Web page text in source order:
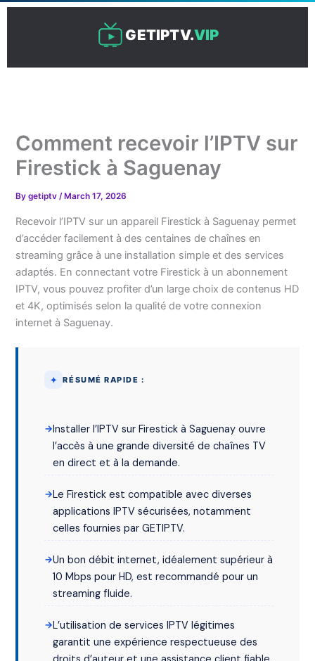
Skip
GETIPTV.VIP
Comment recevoir l’IPTV sur
Firestick à Saguenay
Bygetiptv/ March 17, 2026
Recevoir l’IPTV sur un appareil Firestick à Saguenay permet
d’accéder facilement à des centaines de chaînes en
streaming grâce à une installation simple et des services
adaptés. En connectant votre Firestick à un abonnement
IPTV, vous pouvez profiter d’un large choix de contenus HD
et 4K, optimisés selon la qualité de votre connexion
internet à Saguenay.
RÉSUMÉ RAPIDE :
Installer l’IPTV sur Firestick à Saguenay ouvre
l’accès à une grande diversité de chaînes TV
en direct et à la demande.
Le Firestick est compatible avec diverses
applications IPTV sécurisées, notamment
celles fournies par GETIPTV.
Un bon débit internet, idéalement supérieur à
10 Mbps pour HD, est recommandé pour un
streaming fluide.
L’utilisation de services IPTV légitimes
garantit une expérience respectueuse des